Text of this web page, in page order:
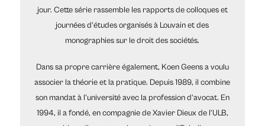
jour. Cette série rassemble les rapports de colloques et
journées d’études organisés à Louvain et des
monographies sur le droit des sociétés.
Dans sa propre carrière également, Koen Geens a voulu
associer la théorie et la pratique. Depuis 1989, il combine
son mandat à l'université avec la profession d’avocat. En
1994, il a fondé, en compagnie de Xavier Dieux de l’ULB,